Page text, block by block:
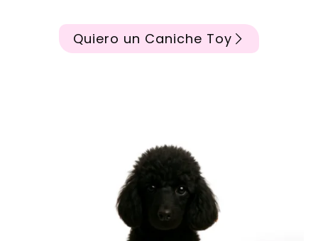
Quiero un Caniche Toy